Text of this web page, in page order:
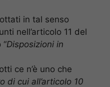
in tal senso
nell’articolo 11 del
Disposizioni in
ce n’è uno che
di cui all’articolo 10